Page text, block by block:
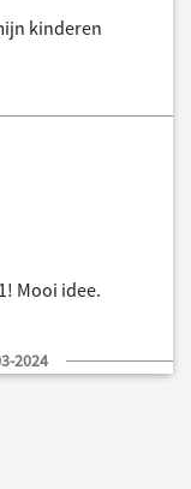
kinderen
Mooi idee.
2024